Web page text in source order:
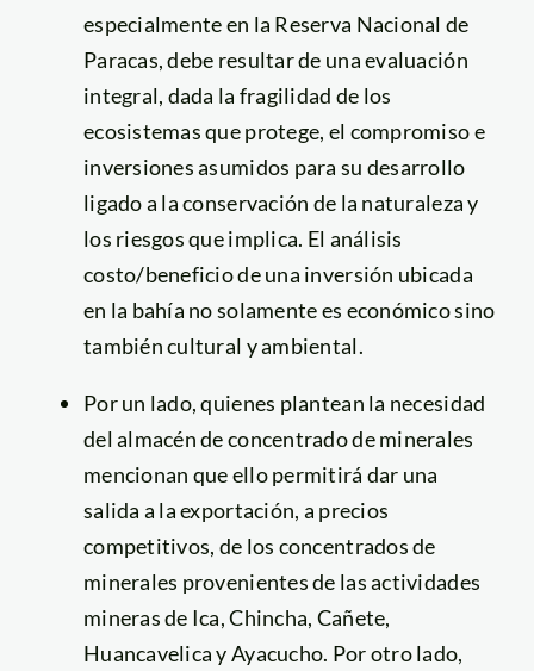
especialmente en la Reserva Nacional de
Paracas, debe resultar de una evaluación
integral, dada la fragilidad de los
ecosistemas que protege, el compromiso e
inversiones asumidos para su desarrollo
ligado a la conservación de la naturaleza y
los riesgos que implica. El análisis
costo/beneficio de una inversión ubicada
en la bahía no solamente es económico sino
también cultural y ambiental.
Por un lado, quienes plantean la necesidad
del almacén de concentrado de minerales
mencionan que ello permitirá dar una
salida a la exportación, a precios
competitivos, de los concentrados de
minerales provenientes de las actividades
mineras de Ica, Chincha, Cañete,
Huancavelica y Ayacucho. Por otro lado,